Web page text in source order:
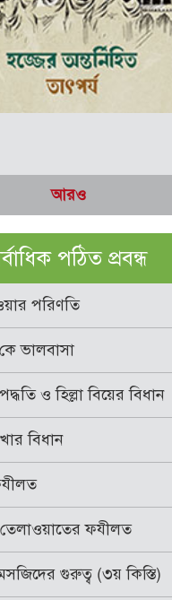
আরও
পঠিত প্রবন্ধ
পরিণতি
ভালবাসা
ও হিল্লা বিয়ের বিধান
বিধান
ফযীলত
গুরুত্ব (৩য় কিস্তি)